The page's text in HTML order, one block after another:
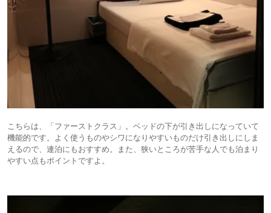
こちらは、「ファーストクラス」。ベッドの下が引き出しになっていて
機能的です。よく使うものやシワになりやすいものだけ引き出しにしま
えるので、連泊にもおすすめ。また、狭いところが苦手な人でも泊まり
やすい点もポイントですよ。